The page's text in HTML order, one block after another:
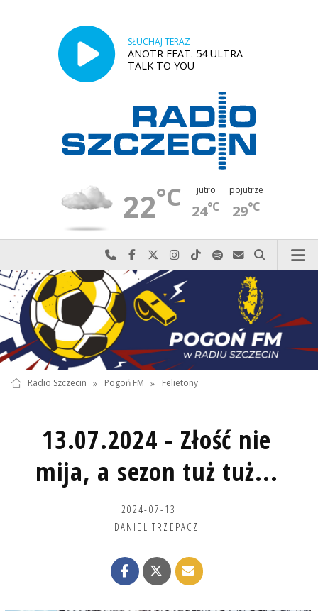
SŁUCHAJ TERAZ
ANOTR FEAT. 54 ULTRA -
TALK TO YOU
22°C jutro
24°C
pojutrze
29°C
Najlepiej po prostu do nas zadzwoń
Odwiedź nas na Facebook-u
Odwiedź nas na X
Odwiedź nas na Instagram-ie
Odwiedź nas na TikTok-u
Szukaj nas na Spotify
Wyślij do nas
Szukaj
Radio Szczecin » Pogoń FM » Felietony
13.07.2024 - Złość nie
mija, a sezon tuż tuż...
2024-07-13
DANIEL TRZEPACZ